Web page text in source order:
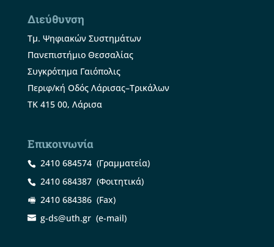
Διεύθυνση
Τμ. Ψηφιακών Συστημάτων
Πανεπιστήμιο Θεσσαλίας
Συγκρότημα Γαιόπολις
Περιφ/κή Οδός Λάρισας–Τρικάλων
ΤΚ 415 00, Λάρισα
Επικοινωνία
2410 684574(Γραμματεία)
2410 684387(Φοιτητικά)
2410 684386(Fax)
g-ds@uth.gr(e-mail)